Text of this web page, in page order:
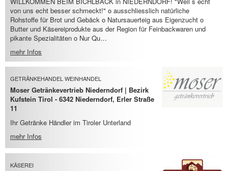
von uns echt besser schmeckt!" o ausschliesslich natürliche
Rohstoffe für Brot und Gebäck o Natursauerteig aus Eigenzucht o
Butter und Käsereiprodukte aus der Region für Feinbackwaren und
pikante Spezialitäten o Nur Qu…
mehr Infos
GETRÄNKEHANDEL WEINHANDEL
Moser Getränkevertrieb Niederndorf | Bezirk
Kufstein Tirol - 6342 Niederndorf, Erler Straße
11
Ihr Getränke Händler im Tiroler Unterland
mehr Infos
KÄSEREI